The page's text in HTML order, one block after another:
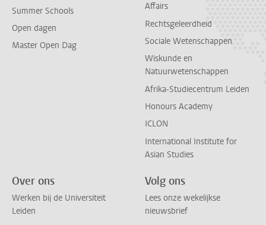
Summer Schools
Open dagen
Master Open Dag
Affairs
Rechtsgeleerdheid
Sociale Wetenschappen
Wiskunde en
Natuurwetenschappen
Afrika-Studiecentrum Leiden
Honours Academy
ICLON
International Institute for
Asian Studies
Over ons
Werken bij de Universiteit
Leiden
Volg ons
Lees onze wekelijkse
nieuwsbrief